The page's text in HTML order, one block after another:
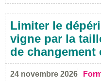
Limiter le
vigne par la
de changement
24 novembre 2026